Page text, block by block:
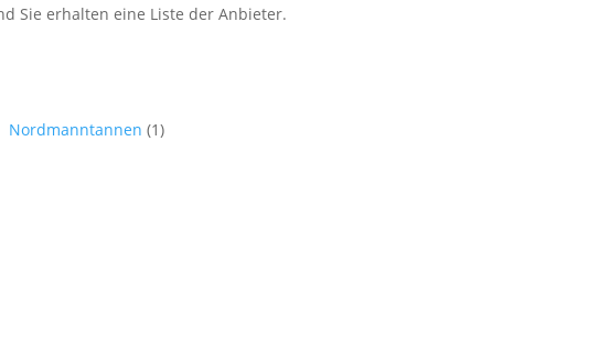
Sie erhalten eine Liste der Anbieter.
Nordmanntannen (1)